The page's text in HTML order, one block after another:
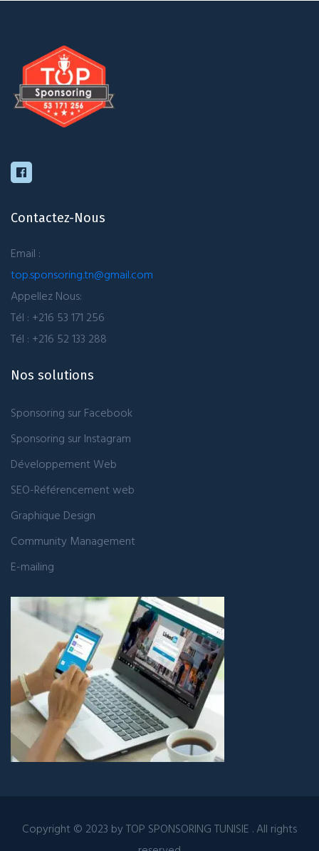
Contactez-Nous
Email :
top.sponsoring.tn@gmail.com
Appellez Nous:
Tél : +216 53 171 256
Tél : +216 52 133 288
Nos solutions
Sponsoring sur Facebook
Sponsoring sur Instagram
Développement Web
SEO-Référencement web
Graphique Design
Community Management
E-mailing
Copyright © 2023 by TOP SPONSORING TUNISIE . All rights